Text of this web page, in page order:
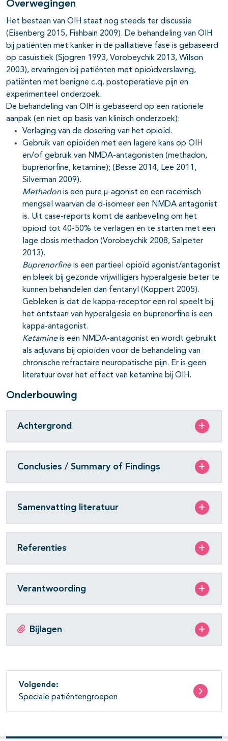
Overwegingen
Het bestaan van OIH staat nog steeds ter discussie
(Eisenberg 2015, Fishbain 2009). De behandeling van OIH
bij patiënten met kanker in de palliatieve fase is gebaseerd
op casuïstiek (Sjogren 1993, Vorobeychik 2013, Wilson
2003), ervaringen bij patiënten met opioïdverslaving,
patiënten met benigne c.q. postoperatieve pijn en
experimenteel onderzoek.
De behandeling van OIH is gebaseerd op een rationele
aanpak (en niet op basis van klinisch onderzoek):
Verlaging van de dosering van het opioïd.
Gebruik van opioïden met een lagere kans op OIH
en/of gebruik van NMDA-antagonisten (methadon,
buprenorfine, ketamine); (Besse 2014, Lee 2011,
Silverman 2009).
Methadon is een pure μ-agonist en een racemisch
mengsel waarvan de d-isomeer een NMDA antagonist
is. Uit case-reports komt de aanbeveling om het
opioïd tot 40-50% te verlagen en te starten met een
lage dosis methadon (Vorobeychik 2008, Salpeter
2013).
Buprenorfineis een partieel opioïd agonist/antagonist
en bleek bij gezonde vrijwilligers hyperalgesie beter te
kunnen behandelen dan fentanyl (Koppert 2005).
Gebleken is dat de kappa-receptor een rol speelt bij
het ontstaan van hyperalgesie en buprenorfine is een
kappa-antagonist.
Ketamineis een NMDA-antagonist en wordt gebruikt
als adjuvans bij opioïden voor de behandeling van
chronische refractaire neuropatische pijn. Er is geen
literatuur over het effect van ketamine bij OIH.
Onderbouwing
Achtergrond
Conclusies / Summary of Findings
Samenvatting literatuur
Referenties
Verantwoording
Bijlagen
Volgende:
Speciale patiëntengroepen